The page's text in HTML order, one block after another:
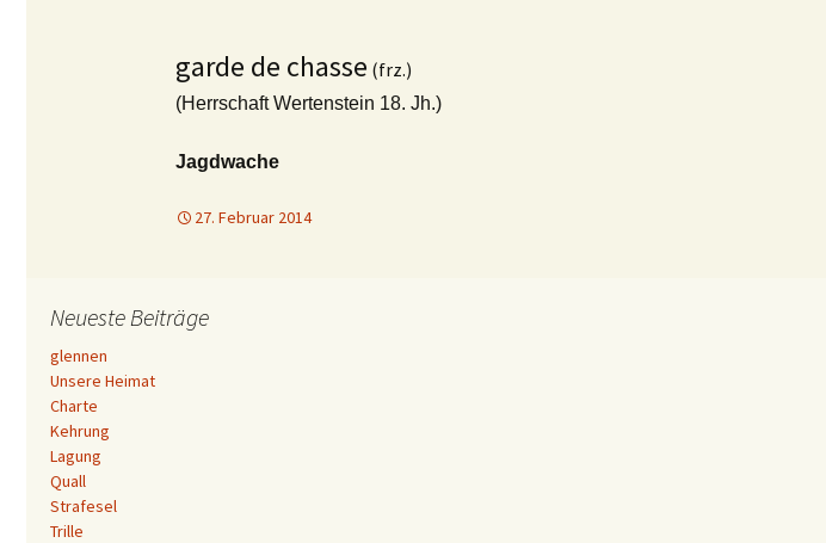
garde de chasse (frz.)
(Herrschaft Wertenstein 18. Jh.)
Jagdwache
27. Februar 2014
Neueste Beiträge
glennen
Unsere Heimat
Charte
Kehrung
Lagung
Quall
Strafesel
Trille